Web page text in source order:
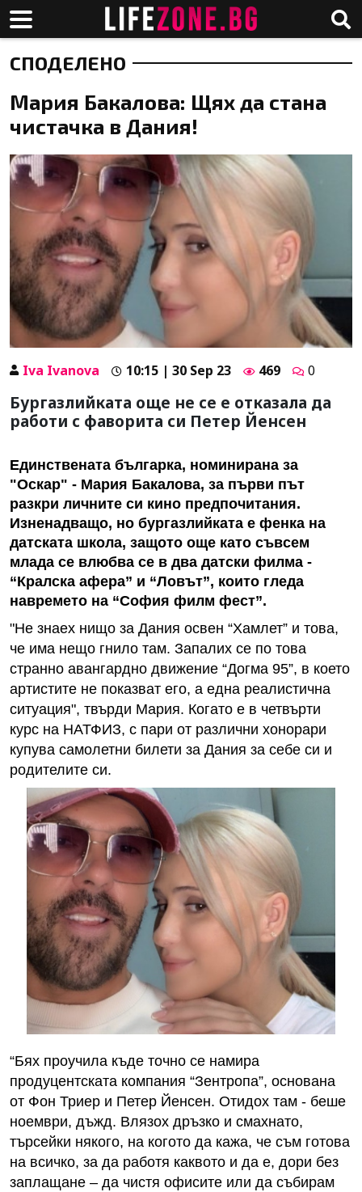
СПОДЕЛЕНО
Мария Бакалова: Щях да стана
чистачка в Дания!
Iva Ivanova 10:15 | 30 Sep 23 469 0
Бургазлийката още не се е отказала да
работи с фаворита си Петер Йенсен
Единствената българка, номинирана за
"Оскар" - Мария Бакалова, за първи път
разкри личните си кино предпочитания.
Изненадващо, но бургазлийката е фенка на
датската школа, защото още като съвсем
млада се влюбва се в два датски филма -
“Кралска афера” и “Ловът”, които гледа
навремето на “София филм фест”.
"Не знаех нищо за Дания освен “Хамлет” и това,
че има нещо гнило там. Запалих се по това
странно авангардно движение “Догма 95”, в което
артистите не показват его, а една реалистична
ситуация", твърди Мария. Когато е в четвърти
курс на НАТФИЗ, с пари от различни хонорари
купува самолетни билети за Дания за себе си и
родителите си.
“Бях проучила къде точно се намира
продуцентската компания “Зентропа”, основана
от Фон Триер и Петер Йенсен. Отидох там - беше
ноември, дъжд. Влязох дръзко и смахнато,
търсейки някого, на когото да кажа, че съм готова
на всичко, за да работя каквото и да е, дори без
заплащане – да чистя офисите или да събирам